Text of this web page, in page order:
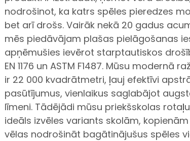
nodrošinot, ka katrs spēles pieredzes
bet arī drošs. Vairāk nekā 20 gadus
mēs piedāvājam plašas pielāgošanas
apņēmušies ievērot starptautiskos
EN 1176 un ASTM F1487. Mūsu modernā
ir 22 000 kvadrātmetri, ļauj efektīvi
pasūtījumus, vienlaikus saglabājot
līmeni. Tādējādi mūsu priekšskolas
ideāls izvēles variants skolām,
vēlas nodrošināt bagātinājušus spēles